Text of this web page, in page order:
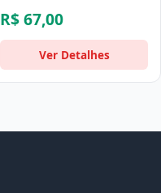
R$ 67,00
Ver Detalhes